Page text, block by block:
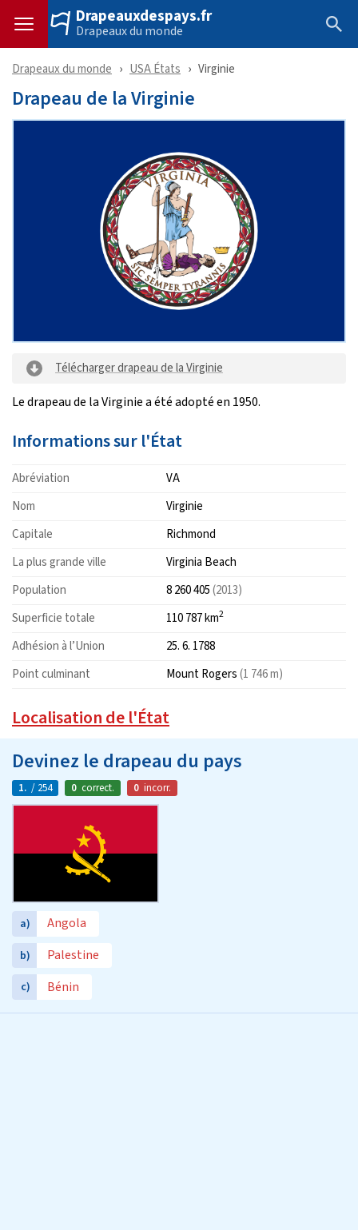
Drapeauxdespays.fr
Drapeaux du monde
Drapeaux du monde USA États Virginie
Drapeau de la Virginie
Télécharger drapeau de la Virginie
Le drapeau de la Virginie a été adopté en 1950.
Informations sur l'État
Abréviation
VA
Nom
Virginie
Capitale
Richmond
La plus grande ville
Virginia Beach
Population
8 260 405(2013)
Superficie totale
110 787 km2
Adhésion à l’Union
25. 6. 1788
Point culminant
Mount Rogers(1 746 m)
Localisation de l'État
Devinez le drapeau du pays
1. / 254 0 correct. 0 incorr.
a) Angola
b) Palestine
c) Bénin